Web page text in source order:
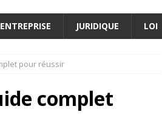
ENTREPRISE JURIDIQUE LOI
pour réussir
complet